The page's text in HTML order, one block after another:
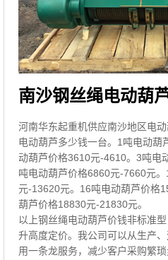
南沙钢丝绳电动葫
河南华东起重机供应南沙地区电
电动葫芦多少钱一台。1吨电动
动葫芦价格3610元-4610。3吨电
吨电动葫芦价格6860元-7660元
元-13620元。16吨电动葫芦价格
葫芦价格18830元-21830元。
以上钢丝绳电动葫芦价钱非标准
升高度定价。我公司可以从生产
用一条龙服务，减少客户采购繁琐